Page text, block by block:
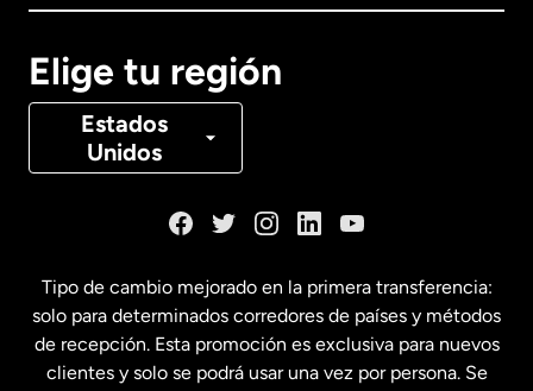
Elige tu región
Estados
Unidos
Canadá Français
Estados Unidos English
Tipo de cambio mejorado en la primera transferencia:
solo para determinados corredores de países y métodos
de recepción. Esta promoción es exclusiva para nuevos
clientes y solo se podrá usar una vez por persona. Se